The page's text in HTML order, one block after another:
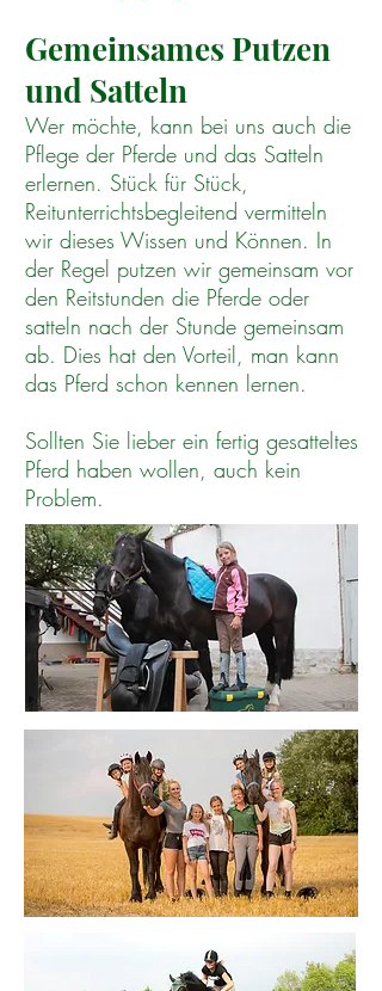
Gemeinsames Putzen
und Satteln
Wer möchte, kann bei uns auch die
Pflege der Pferde und das Satteln
erlernen. Stück für Stück,
Reitunterrichtsbegleitend vermitteln
wir dieses Wissen und Können. In
der Regel putzen wir gemeinsam vor
den Reitstunden die Pferde oder
satteln nach der Stunde gemeinsam
ab. Dies hat den Vorteil, man kann
das Pferd schon kennen lernen.
Sollten Sie lieber ein fertig gesatteltes
Pferd haben wollen, auch kein
Problem.